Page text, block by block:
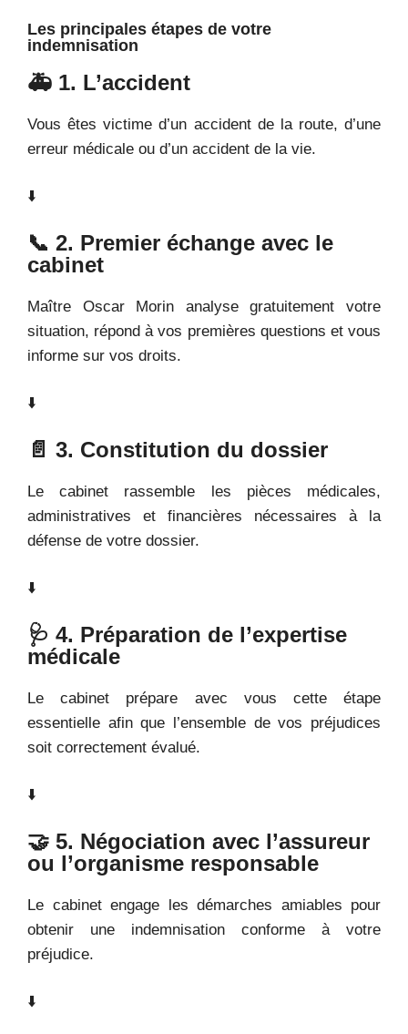
Les principales étapes de votre
indemnisation
🚑 1. L’accident
Vous êtes victime d’un accident de la route, d’une
erreur médicale ou d’un accident de la vie.
⬇️
📞 2. Premier échange avec le
cabinet
Maître Oscar Morin analyse gratuitement votre
situation, répond à vos premières questions et vous
informe sur vos droits.
⬇️
📄 3. Constitution du dossier
Le cabinet rassemble les pièces médicales,
administratives et financières nécessaires à la
défense de votre dossier.
⬇️
🩺 4. Préparation de l’expertise
médicale
Le cabinet prépare avec vous cette étape
essentielle afin que l’ensemble de vos préjudices
soit correctement évalué.
⬇️
🤝 5. Négociation avec l’assureur
ou l’organisme responsable
Le cabinet engage les démarches amiables pour
obtenir une indemnisation conforme à votre
préjudice.
⬇️